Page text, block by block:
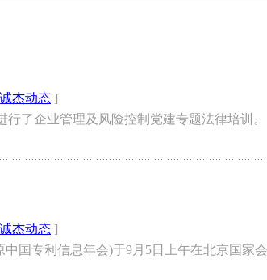
诚杰动态 ]
行了企业管理及风险控制党建专题法律培训
诚杰动态 ]
国专利信息年会)于9月5日上午在北京国家